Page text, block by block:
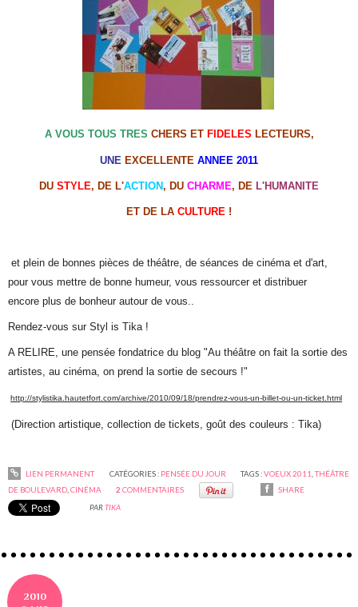
A VOUS TOUS TRES CHERS ET FIDELES LECTEURS,
UNE EXCELLENTE ANNEE 2011
DU STYLE, DE L'ACTION, DU CHARME, DE L'HUMANITE
ET DE LA CULTURE !
et plein de bonnes pièces de théâtre, de séances de cinéma et d'art,
pour vous mettre de bonne humeur, vous ressourcer et distribuer
encore plus de bonheur autour de vous..
Rendez-vous sur Styl is Tika !
A RELIRE, une pensée fondatrice du blog "Au théâtre on fait la sortie des
artistes, au cinéma, on prend la sortie de secours !"
http://stylistika.hautetfort.com/archive/2010/09/18/prendrez-vous-un-billet-ou-un-ticket.html
(Direction artistique, collection de tickets, goût des couleurs : Tika)
LIEN PERMANENT CATÉGORIES : PENSÉE DU JOUR TAGS :VOEUX 2011 ,THÉÂTRE
DE BOULEVARD ,CINÉMA 2 COMMENTAIRES
SHARE
PARTIKA
2010